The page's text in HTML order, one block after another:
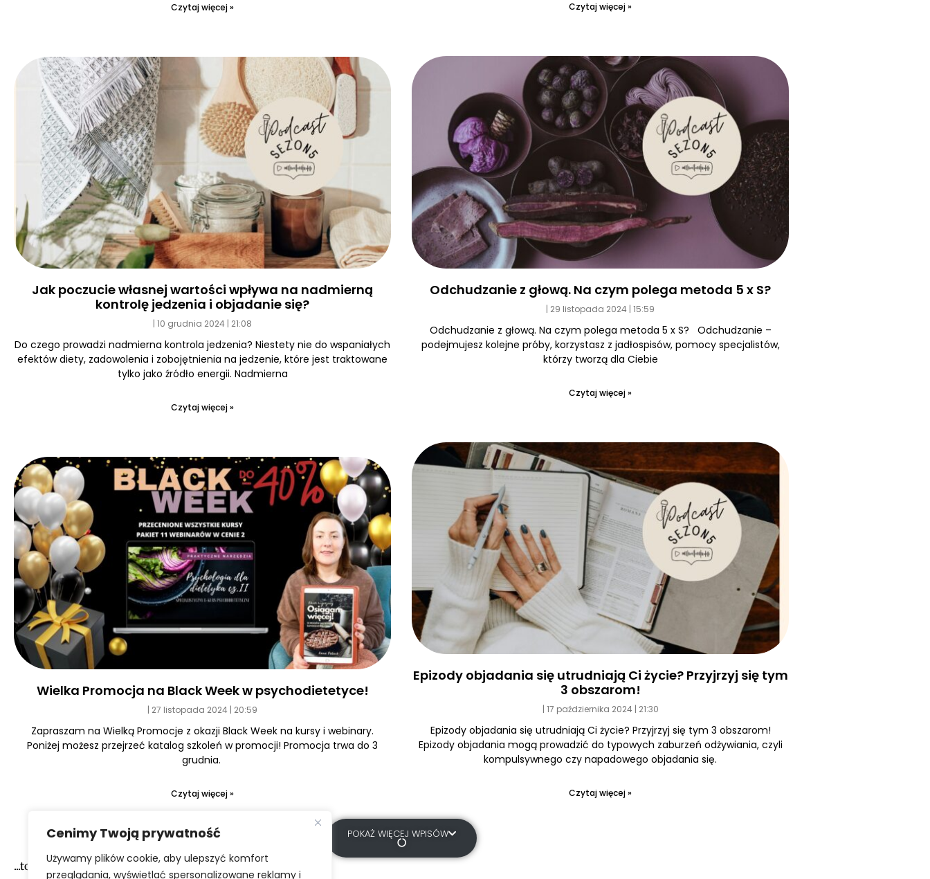
Cenimy Twoją prywatność
Używamy plików cookie, aby ulepszyć komfort
przeglądania, wyświetlać spersonalizowane reklamy i
Czytaj więcej » Czytaj więcej »
Jak poczucie własnej wartości wpływa na nadmierną
kontrolę jedzenia i objadanie się?
10 grudnia 2024 21:08
Do czego prowadzi nadmierna kontrola jedzenia? Niestety nie do wspaniałych
efektów diety, zadowolenia i zobojętnienia na jedzenie, które jest traktowane
tylko jako źródło energii. Nadmierna
Czytaj więcej »
Odchudzanie z głową. Na czym polega metoda 5 x S?
29 listopada 2024 15:59
Odchudzanie z głową. Na czym polega metoda 5 x S? Odchudzanie –
podejmujesz kolejne próby, korzystasz z jadłospisów, pomocy specjalistów,
którzy tworzą dla Ciebie
Czytaj więcej »
Wielka Promocja na Black Week w psychodietetyce!
27 listopada 2024 20:59
Zapraszam na Wielką Promocje z okazji Black Week na kursy i webinary.
Poniżej możesz przejrzeć katalog szkoleń w promocji! Promocja trwa do 3
grudnia.
Czytaj więcej »
Epizody objadania się utrudniają Ci życie? Przyjrzyj się tym
3 obszarom!
17 października 2024 21:30
Epizody objadania się utrudniają Ci życie? Przyjrzyj się tym 3 obszarom!
Epizody objadania mogą prowadzić do typowych zaburzeń odżywiania, czyli
kompulsywnego czy napadowego objadania się.
Czytaj więcej »
POKAŻ WIĘCEJ WPISÓW
...to narazie wszystko :-)